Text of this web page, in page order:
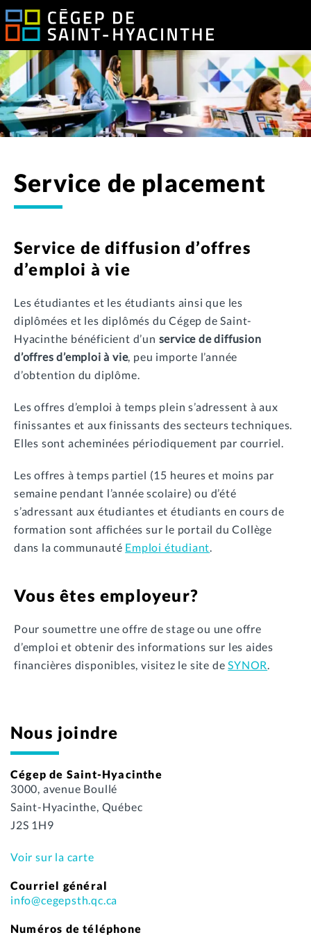
Service de placement
Service de diffusion d’offres
d’emploi à vie
Les étudiantes et les étudiants ainsi que les
diplômées et les diplômés du Cégep de Saint-
Hyacinthe bénéficient d’un service de diffusion
d’offres d’emploi à vie, peu importe l’année
d’obtention du diplôme.
Les offres d’emploi à temps plein s’adressent à aux
finissantes et aux finissants des secteurs techniques.
Elles sont acheminées périodiquement par courriel.
Les offres à temps partiel (15 heures et moins par
semaine pendant l’année scolaire) ou d’été
s’adressant aux étudiantes et étudiants en cours de
formation sont affichées sur le portail du Collège
dans la communauté Emploi étudiant.
Vous êtes employeur?
Pour soumettre une offre de stage ou une offre
d’emploi et obtenir des informations sur les aides
financières disponibles, visitez le site deSYNOR.
Nous joindre
Cégep de Saint-Hyacinthe
3000, avenue Boullé
Saint-Hyacinthe, Québec
J2S 1H9
Voir sur la carte
Courriel général
info@cegepsth.qc.ca
Numéros de téléphone